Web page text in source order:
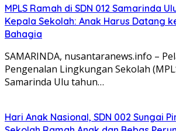
MPLS Ramah di SDN 012 Samarinda
Kepala Sekolah: Anak Harus Datang
Bahagia
SAMARINDA, nusantaranews.info –
Pengenalan Lingkungan Sekolah
Samarinda Ulu tahun…
Hari Anak Nasional, SDN 002 Sungai